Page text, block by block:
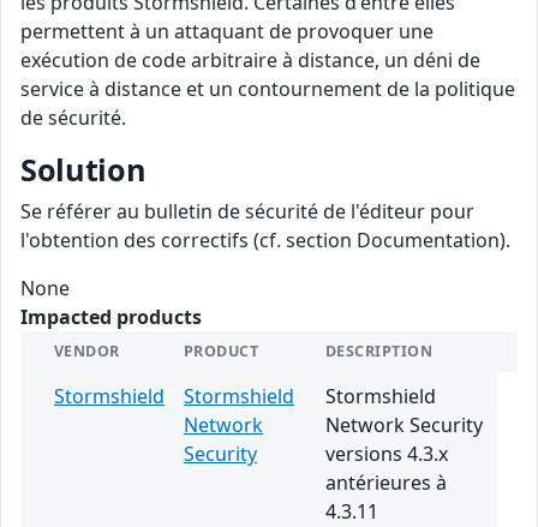
permettent à un attaquant de provoquer une
exécution de code arbitraire à distance, un déni de
service à distance et un contournement de la politique
de sécurité.
Solution
Se référer au bulletin de sécurité de l'éditeur pour
l'obtention des correctifs (cf. section Documentation).
None
Impacted products
VENDOR PRODUCT DESCRIPTION
Stormshield
Stormshield
Network
Security
Stormshield
Network Security
versions 4.3.x
antérieures à
4.3.11